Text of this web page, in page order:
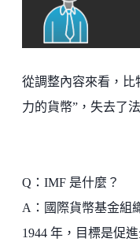
從調整內容來看，比
力的貨幣”，失去了
Q：IMF 是什麼？
A：國際貨幣基金組
1944 年，目標是促